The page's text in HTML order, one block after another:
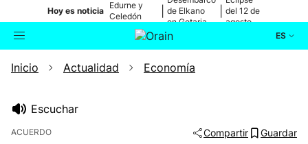
Hoy es noticia
Edurne y
Celedón
de Elkano
en Getaria
del 12 de
agosto
ES
Buscador Actualidad
Inicio Actualidad Economía
Escuchar
ACUERDO Compartir Guardar